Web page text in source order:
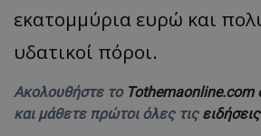
εκατομμύρια ευρώ και
υδατικοί πόροι.
Ακολουθήστε το Tothemaonline.com
και μάθετε πρώτοι όλες τις ειδήσεις